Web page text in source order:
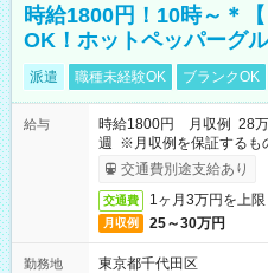
時給1800円！10時～＊
OK！ホットペッパーグ
派遣 職種未経験OK ブランクOK
給与
時給1800円 月収例 28
週 ※月収例を保証するも
ービス利用可（利用条件有
交通費別途支給あり
交通費 1ヶ月3万円を上
月収例 25～30万円
勤務地
東京都千代田区